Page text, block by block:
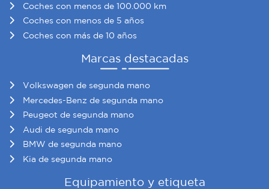
Coches con menos de 100.000 km
Coches con menos de 5 años
Coches con más de 10 años
Marcas destacadas
Volkswagen de segunda mano
Mercedes-Benz de segunda mano
Peugeot de segunda mano
Audi de segunda mano
BMW de segunda mano
Kia de segunda mano
Equipamiento y etiqueta